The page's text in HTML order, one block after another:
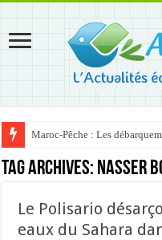
Maroc-Pêche : Les
Tag Archives: Nasser
Le Polisario
eaux du Sahara